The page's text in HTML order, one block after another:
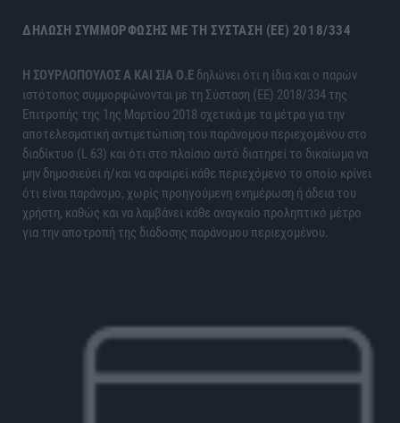
ΔΉΛΩΣΗ ΣΥΜΜΌΡΦΩΣΗΣ ΜΕ ΤΗ ΣΎΣΤΑΣΗ (ΕΕ) 2018/334
H ΣΟΥΡΛΟΠΟΥΛΟΣ Α ΚΑΙ ΣΙΑ Ο.Ε δηλώνει ότι η ίδια και ο παρών
ιστότοπος συμμορφώνονται με τη Σύσταση (ΕΕ) 2018/334 της
Επιτροπής της 1ης Μαρτίου 2018 σχετικά με τα μέτρα για την
αποτελεσματική αντιμετώπιση του παράνομου περιεχομένου στο
διαδίκτυο (L 63) και ότι στο πλαίσιο αυτό διατηρεί το δικαίωμα να
μην δημοσιεύει ή/και να αφαιρεί κάθε περιεχόμενο το οποίο κρίνει
ότι είναι παράνομο, χωρίς προηγούμενη ενημέρωση ή άδεια του
χρήστη, καθώς και να λαμβάνει κάθε αναγκαίο προληπτικό μέτρο
για την αποτροπή της διάδοσης παράνομου περιεχομένου.